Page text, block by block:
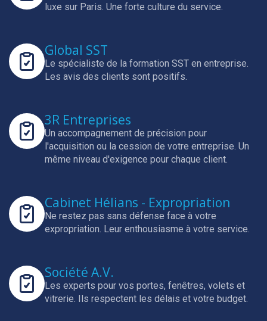
luxe sur Paris. Une forte culture du service.
Global SST
Le spécialiste de la formation SST en entreprise.
Les avis des clients sont positifs.
3R Entreprises
Un accompagnement de précision pour
l'acquisition ou la cession de votre entreprise. Un
même niveau d'exigence pour chaque client.
Cabinet Hélians - Expropriation
Ne restez pas sans défense face à votre
expropriation. Leur enthousiasme à votre service.
Société A.V.
Les experts pour vos portes, fenêtres, volets et
vitrerie. Ils respectent les délais et votre budget.